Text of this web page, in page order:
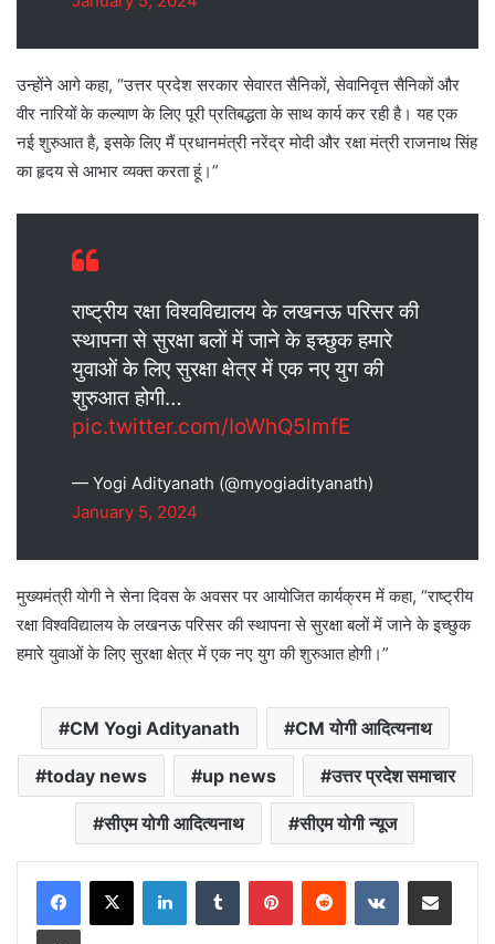
उन्होंने आगे कहा, “उत्तर प्रदेश सरकार सेवारत सैनिकों, सेवानिवृत्त सैनिकों और
वीर नारियों के कल्याण के लिए पूरी प्रतिबद्धता के साथ कार्य कर रही है। यह एक
नई शुरुआत है, इसके लिए मैं प्रधानमंत्री नरेंद्र मोदी और रक्षा मंत्री राजनाथ सिंह
का हृदय से आभार व्यक्त करता हूं।”
राष्ट्रीय रक्षा विश्वविद्यालय के लखनऊ परिसर की
स्थापना से सुरक्षा बलों में जाने के इच्छुक हमारे
युवाओं के लिए सुरक्षा क्षेत्र में एक नए युग की
शुरुआत होगी…
pic.twitter.com/IoWhQ5lmfE
— Yogi Adityanath (@myogiadityanath)
January 5, 2024
मुख्यमंत्री योगी ने सेना दिवस के अवसर पर आयोजित कार्यक्रम में कहा, “राष्ट्रीय
रक्षा विश्वविद्यालय के लखनऊ परिसर की स्थापना से सुरक्षा बलों में जाने के इच्छुक
हमारे युवाओं के लिए सुरक्षा क्षेत्र में एक नए युग की शुरुआत होगी।”
CM Yogi Adityanath CM योगी आदित्यनाथ
today news up news उत्तर प्रदेश समाचार
सीएम योगी आदित्यनाथ सीएम योगी न्यूज
LinkedInTumblr PinterestReddit VKontakteShare via Email
Print